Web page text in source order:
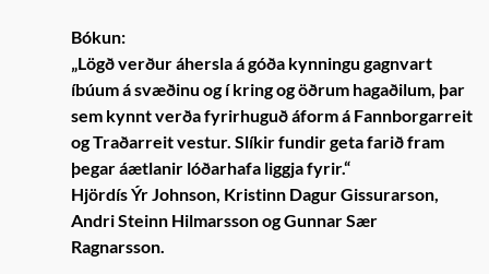
Bókun:
„Lögð verður áhersla á góða kynningu gagnvart
íbúum á svæðinu og í kring og öðrum hagaðilum, þar
sem kynnt verða fyrirhuguð áform á Fannborgarreit
og Traðarreit vestur. Slíkir fundir geta farið fram
þegar áætlanir lóðarhafa liggja fyrir.“
Hjördís Ýr Johnson, Kristinn Dagur Gissurarson,
Andri Steinn Hilmarsson og Gunnar Sær
Ragnarsson.